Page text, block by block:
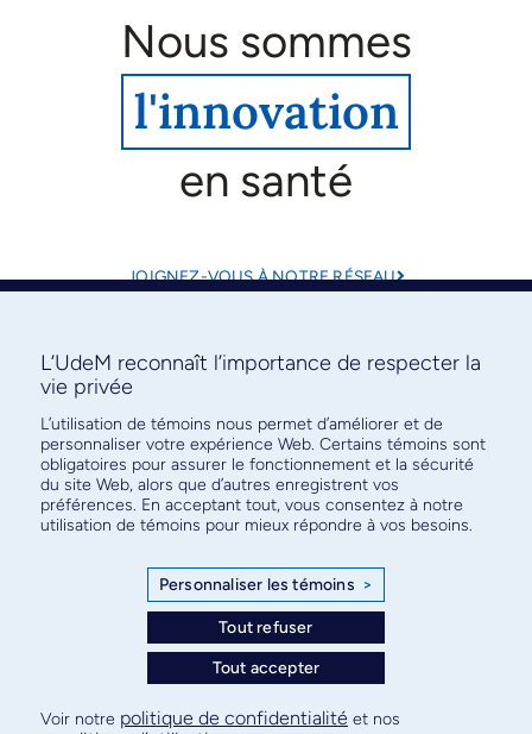
Nous sommes
l'innovation
en santé
JOIGNEZ-VOUS À NOTRE RÉSEAU
L’UdeM reconnaît l’importance de respecter la
vie privée
L’utilisation de témoins nous permet d’améliorer et de
personnaliser votre expérience Web. Certains témoins sont
obligatoires pour assurer le fonctionnement et la sécurité
du site Web, alors que d’autres enregistrent vos
préférences. En acceptant tout, vous consentez à notre
utilisation de témoins pour mieux répondre à vos besoins.
Personnaliser les témoins >
Tout refuser
Tout accepter
Voir notre politique de confidentialité et nos